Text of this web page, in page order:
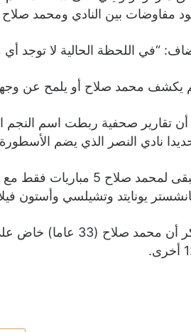
مفاوضات بين النادي ومحمد
“في اللحظة الحالية لا توجد
يكشف محمد صلاح أو يلمح عن
أن تقارير صحفية ربطت اسم النجم
نادي النصر الذي يضم الأسطورة
ويتبقى لمحمد صلاح
يونايتد وتشيلسي وأستون